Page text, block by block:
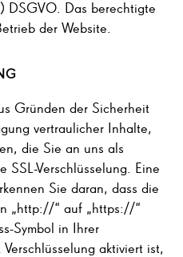
DSGVO. Das berechtigte
der Website.
Gründen der Sicherheit
vertraulicher Inhalte,
die Sie an uns als
Verschlüsselung. Eine
Sie daran, dass die
„http://“ auf „https://“
Symbol in Ihrer
aktiviert ist,